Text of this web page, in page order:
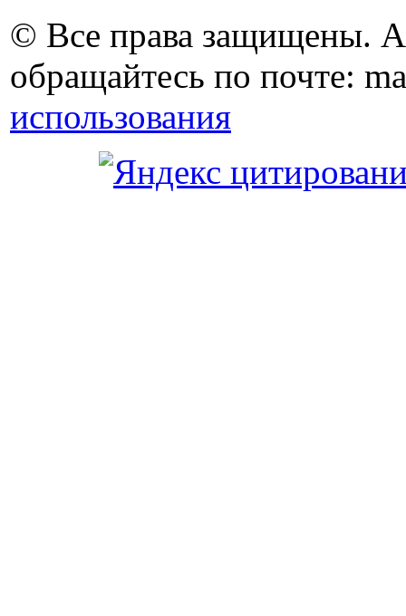
© Все права защищены.
обращайтесь по почте:
использования